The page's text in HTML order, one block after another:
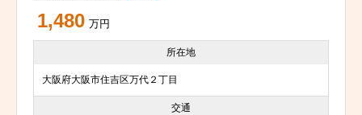
1,480 万円
所在地
大阪府大阪市住吉区万代２丁目
交通